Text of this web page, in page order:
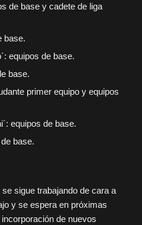
de base y cadete de liga
base.
equipos de base.
base.
primer equipo y equipos
equipos de base.
base.
sigue trabajando de cara a
y se espera en próximas
de nuevos